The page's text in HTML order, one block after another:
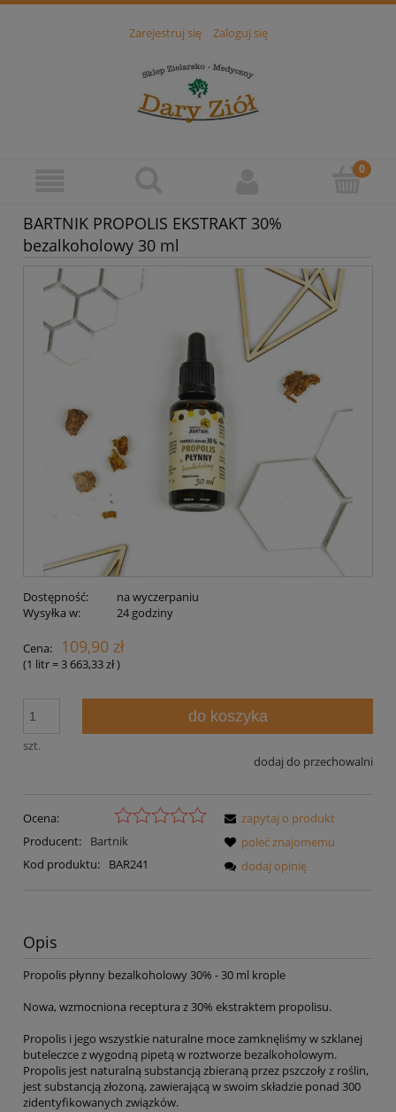
Zarejestruj się Zaloguj się
BARTNIK PROPOLIS EKSTRAKT 30%
bezalkoholowy 30 ml
Dostępność:
na wyczerpaniu
Wysyłka w:
24 godziny
Cena: 109,90 zł
(1 litr=3 663,33 zł)
szt.
do koszyka
dodaj do przechowalni
Ocena:
Producent:
Bartnik
Kod produktu:
BAR241
zapytaj o produkt
poleć znajomemu
dodaj opinię
Opis
Propolis płynny bezalkoholowy 30% - 30 ml krople
Nowa, wzmocniona receptura z 30% ekstraktem propolisu.
Propolis i jego wszystkie naturalne moce zamknęliśmy w szklanej
buteleczce z wygodną pipetą w roztworze bezalkoholowym.
Propolis jest naturalną substancją zbieraną przez pszczoły z roślin,
jest substancją złożoną, zawierającą w swoim składzie ponad 300
zidentyfikowanych związków.